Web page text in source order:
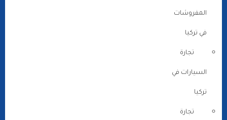
المفروشات
في تركيا
تجارة
السيارات في
تركيا
تجارة